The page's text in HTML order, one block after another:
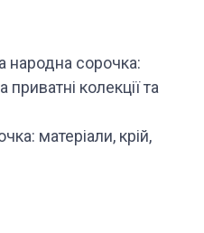
народна сорочка:
матеріали, крій,